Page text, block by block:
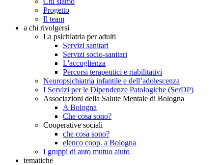
Progetto
Il team
a chi rivolgersi
La psichiatria per adulti
Servizi sanitari
Servizi socio-sanitari
L'accoglienza
Percorsi terapeutici e riabilitativi
Neuropsichiatria infantile e dell’adolescenza
I Servizi per le Dipendenze Patologiche (SerDP)
Associazioni della Salute Mentale di Bologna
A Bologna
Che cosa sono?
Cooperative sociali
che cosa sono?
elenco coop. a Bologna
I gruppi di auto mutuo aiuto
tematiche